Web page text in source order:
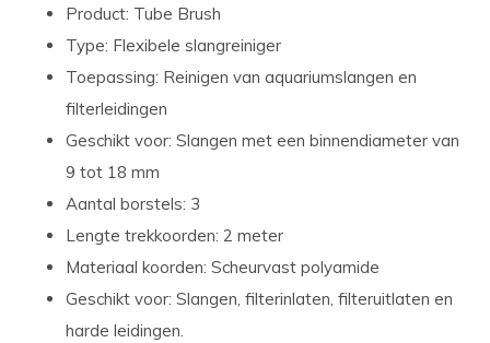
Product: Tube Brush
Type: Flexibele slangreiniger
Toepassing: Reinigen van aquariumslangen en
filterleidingen
Geschikt voor: Slangen met een binnendiameter van
9 tot 18 mm
Aantal borstels: 3
Lengte trekkoorden: 2 meter
Materiaal koorden: Scheurvast polyamide
Geschikt voor: Slangen, filterinlaten, filteruitlaten en
harde leidingen.